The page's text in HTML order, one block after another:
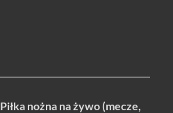
Piłka nożna na żywo (mecze,